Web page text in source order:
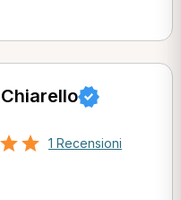
1 Recensioni